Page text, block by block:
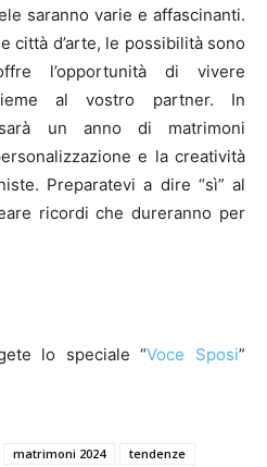
saranno varie e affascinanti.
città d’arte, le possibilità sono
l’opportunità di vivere
al vostro partner. In
un anno di matrimoni
e la creatività
Preparatevi a dire “sì” al
ricordi che dureranno per
lo speciale “Voce Sposi”
matrimoni 2024 tendenze